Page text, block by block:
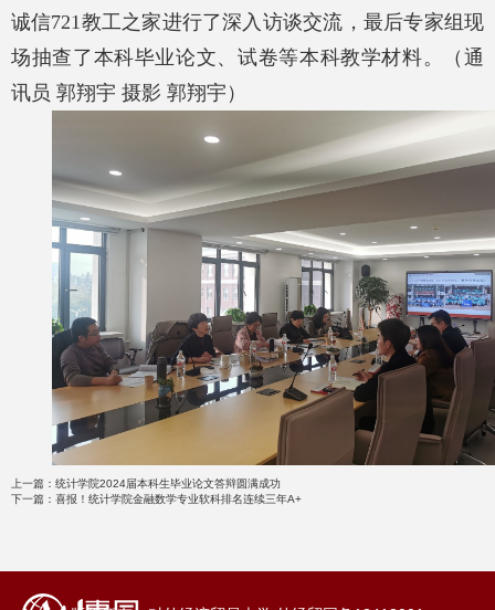
诚信721教工之家进行了深入访谈交流，最后专家组现
场抽查了本科毕业论文、试卷等本科教学材料。（通
讯员 郭翔宇 摄影 郭翔宇）
上一篇： 统计学院2024届本科生毕业论文答辩圆满成功
下一篇： 喜报！统计学院金融数学专业软科排名连续三年A+